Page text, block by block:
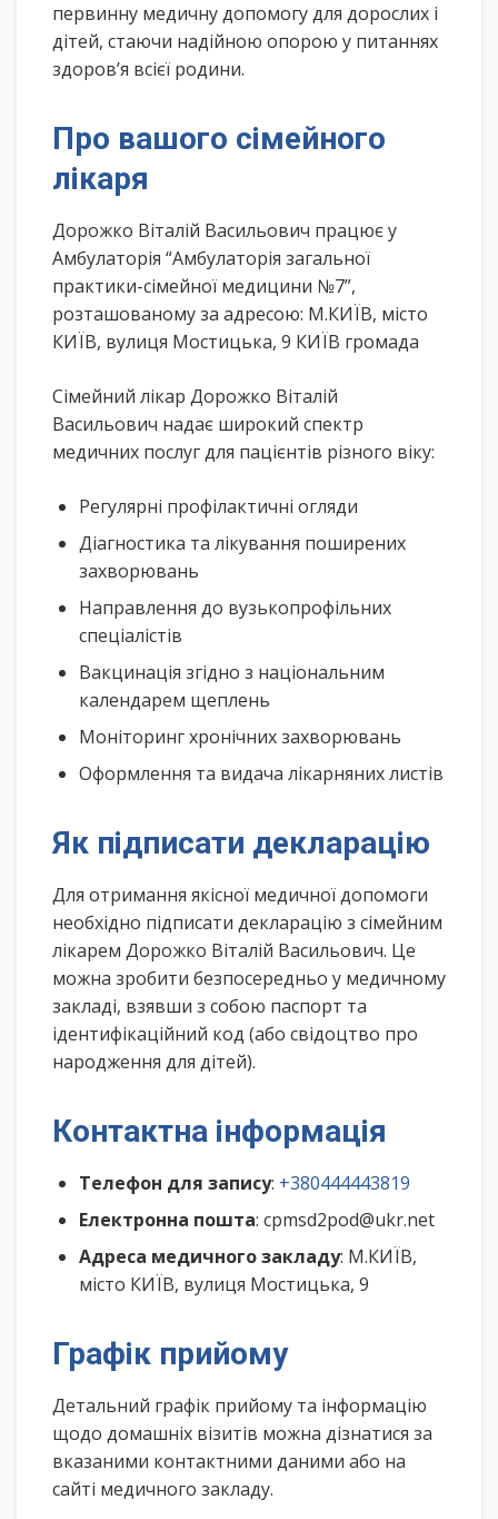
первинну медичну допомогу для дорослих і
дітей, стаючи надійною опорою у питаннях
здоров’я всієї родини.
Про вашого сімейного
лікаря
Дорожко Віталій Васильович працює у
Амбулаторія “Амбулаторія загальної
практики-сімейної медицини №7”,
розташованому за адресою: М.КИЇВ, місто
КИЇВ, вулиця Мостицька, 9 КИЇВ громада
Сімейний лікар Дорожко Віталій
Васильович надає широкий спектр
медичних послуг для пацієнтів різного віку:
Регулярні профілактичні огляди
Діагностика та лікування поширених
захворювань
Направлення до вузькопрофільних
спеціалістів
Вакцинація згідно з національним
календарем щеплень
Моніторинг хронічних захворювань
Оформлення та видача лікарняних листів
Як підписати декларацію
Для отримання якісної медичної допомоги
необхідно підписати декларацію з сімейним
лікарем Дорожко Віталій Васильович. Це
можна зробити безпосередньо у медичному
закладі, взявши з собою паспорт та
ідентифікаційний код (або свідоцтво про
народження для дітей).
Контактна інформація
Телефон для запису: +380444443819
Електронна пошта: cpmsd2pod@ukr.net
Адреса медичного закладу: М.КИЇВ,
місто КИЇВ, вулиця Мостицька, 9
Графік прийому
Детальний графік прийому та інформацію
щодо домашніх візитів можна дізнатися за
вказаними контактними даними або на
сайті медичного закладу.